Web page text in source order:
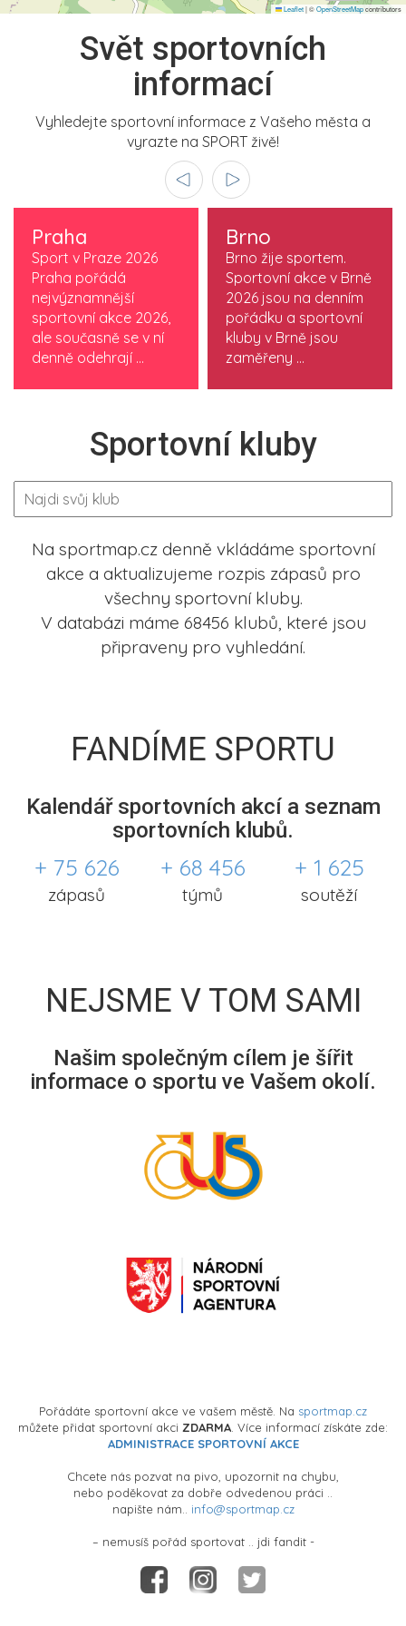
Leaflet|©OpenStreetMapcontributors
Svět sportovních
informací
Vyhledejte sportovní informace z Vašeho města a
vyrazte na SPORT živě!
Praha
Sport v Praze 2026
Praha pořádá
nejvýznamnější
sportovní akce 2026,
ale současně se v ní
denně odehrají ...
Brno
Brno žije sportem.
Sportovní akce v Brně
2026 jsou na denním
pořádku a sportovní
kluby v Brně jsou
zaměřeny ...
Sportovní kluby
Na sportmap.cz denně vkládáme sportovní
akce a aktualizujeme rozpis zápasů pro
všechny sportovní kluby.
V databázi máme 68456 klubů, které jsou
připraveny pro vyhledání.
FANDÍME SPORTU
Kalendář sportovních akcí a seznam
sportovních klubů.
+ 75 626
zápasů
+ 68 456
týmů
+ 1 625
soutěží
NEJSME V TOM SAMI
Našim společným cílem je šířit
informace o sportu ve Vašem okolí.
Pořádáte sportovní akce ve vašem městě. Na sportmap.cz
můžete přidat sportovní akci ZDARMA . Více informací získáte zde:
ADMINISTRACE SPORTOVNÍ AKCE
Chcete nás pozvat na pivo, upozornit na chybu,
nebo poděkovat za dobře odvedenou práci ..
napište nám.. info@sportmap.cz
– nemusíš pořád sportovat .. jdi fandit -